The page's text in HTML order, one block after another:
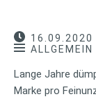
16.09.2020
ALLGEMEIN
Lange Jahre
Marke pro